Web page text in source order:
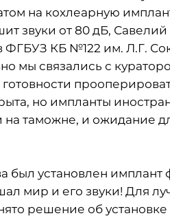
на кохлеарную
звуки от 80 дБ,
ФГБУЗ КБ №122 им. Л.Г.
мы связались с
но импланты
на таможне, и ожидание
был установлен
мир и его звуки! Для
решение об установке